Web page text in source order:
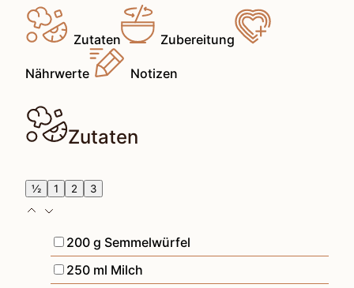
Zutaten Zubereitung
Nährwerte Notizen
Zutaten
½ 1 2 3
▢
200 g Semmelwürfel
▢
250 ml Milch